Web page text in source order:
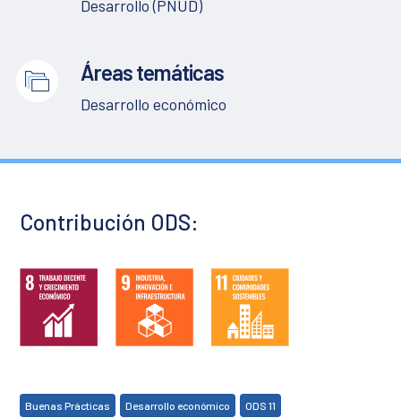
Desarrollo (PNUD)
Áreas temáticas
Desarrollo económico
Contribución ODS:
Buenas Prácticas Desarrollo económico ODS 11